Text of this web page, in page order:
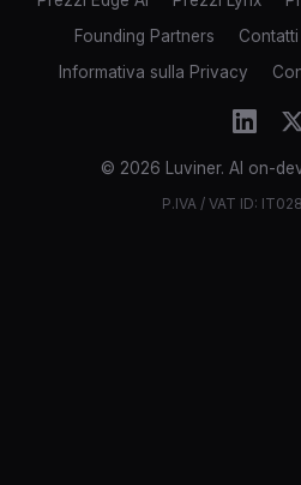
Founding Partners
Contatti
Informativa sulla Privacy
© 2026 Luviner. AI on-
P.IVA / VAT ID: